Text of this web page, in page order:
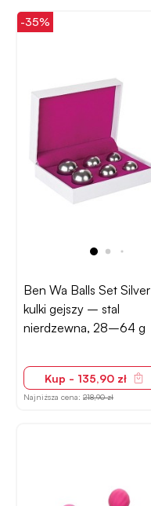
-35%
Ben Wa Balls Set Silver
kulki gejszy – stal
nierdzewna, 28–64 g
Kup - 135,90 zł
Najniższa cena: 218,90 zł